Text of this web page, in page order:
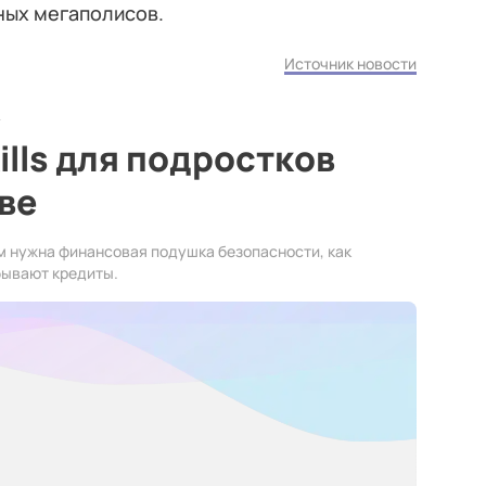
мегаполисов.
Источник новости
для подростков
нужна финансовая подушка безопасности, как
кредиты.